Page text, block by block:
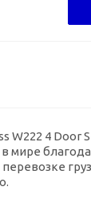
4 Door